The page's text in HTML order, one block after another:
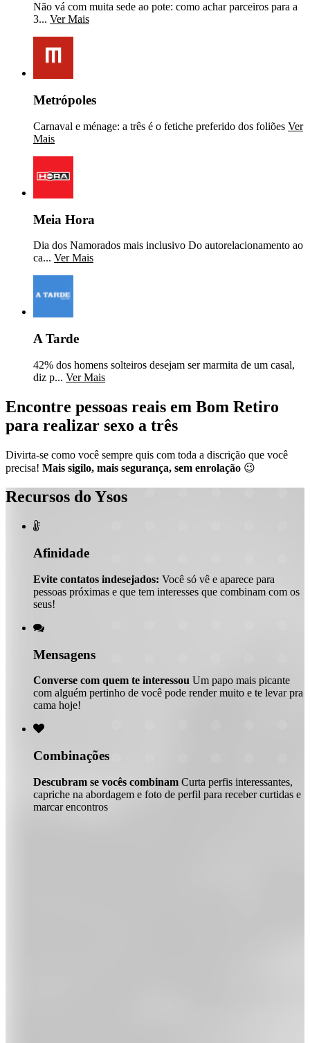
Não vá com muita sede ao pote: como achar parceiros para a
3... Ver Mais
Metrópoles
Carnaval e ménage: a três é o fetiche preferido dos foliões Ver
Mais
Meia Hora
Dia dos Namorados mais inclusivo Do autorelacionamento ao
ca... Ver Mais
A Tarde
42% dos homens solteiros desejam ser marmita de um casal,
diz p... Ver Mais
Encontre pessoas reais em Bom Retiro
para realizar sexo a três
Divirta-se como você sempre quis com toda a discrição que você
precisa! Mais sigilo, mais segurança, sem enrolação 😉
Recursos do Ysos

Afinidade
Evite contatos indesejados: Você só vê e aparece para
pessoas próximas e que tem interesses que combinam com os
seus!

Mensagens
Converse com quem te interessou Um papo mais picante
com alguém pertinho de você pode render muito e te levar pra
cama hoje!

Combinações
Descubram se vocês combinam Curta perfis interessantes,
capriche na abordagem e foto de perfil para receber curtidas e
marcar encontros